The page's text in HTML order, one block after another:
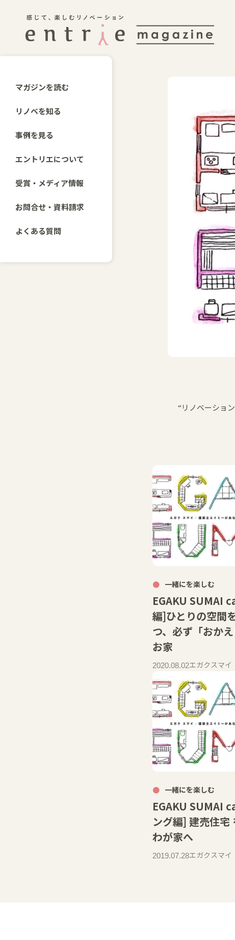
マガジンを読む
リノベを知る
事例を見る
エントリエについて
受賞・メディア情報
お問合せ・資料請求
よくある質問
“リノベーショ
一緒にを楽しむ
EGAKU SUMAI
編]ひとりの空間
つ、必ず「おか
お家
2020.08.02エガクスマイ
一緒にを楽しむ
EGAKU SUMAI
ング編] 建売住宅
わが家へ
2019.07.28エガクスマイ